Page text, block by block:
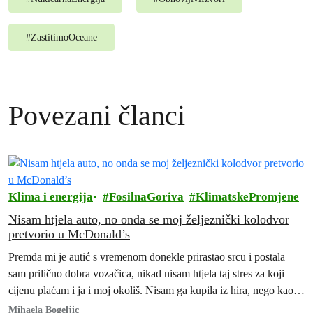
#ZastitimoOceane
Povezani članci
Klima i energija FosilnaGoriva KlimatskePromjene
Nisam htjela auto, no onda se moj željeznički kolodvor
pretvorio u McDonald’s
Premda mi je autić s vremenom donekle prirastao srcu i postala
sam prilično dobra vozačica, nikad nisam htjela taj stres za koji
cijenu plaćam i ja i moj okoliš. Nisam ga kupila iz hira, nego kao
„namet“, ne bih li mogla posjećivati prijatelje i obitelj ili otputovati
Mihaela Bogeljic